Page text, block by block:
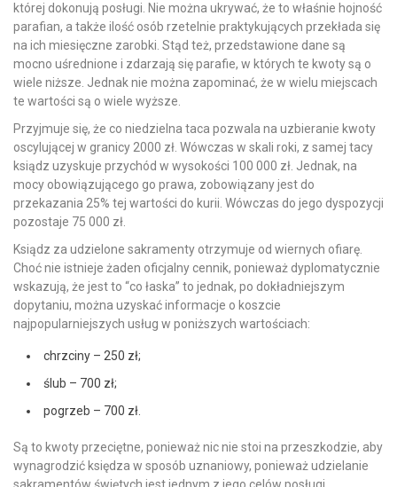
której dokonują posługi. Nie można ukrywać, że to właśnie hojność
parafian, a także ilość osób rzetelnie praktykujących przekłada się
na ich miesięczne zarobki. Stąd też, przedstawione dane są
mocno uśrednione i zdarzają się parafie, w których te kwoty są o
wiele niższe. Jednak nie można zapominać, że w wielu miejscach
te wartości są o wiele wyższe.
Przyjmuje się, że co niedzielna taca pozwala na uzbieranie kwoty
oscylującej w granicy 2000 zł. Wówczas w skali roki, z samej tacy
ksiądz uzyskuje przychód w wysokości 100 000 zł. Jednak, na
mocy obowiązującego go prawa, zobowiązany jest do
przekazania 25% tej wartości do kurii. Wówczas do jego dyspozycji
pozostaje 75 000 zł.
Ksiądz za udzielone sakramenty otrzymuje od wiernych ofiarę.
Choć nie istnieje żaden oficjalny cennik, ponieważ dyplomatycznie
wskazują, że jest to “co łaska” to jednak, po dokładniejszym
dopytaniu, można uzyskać informacje o koszcie
najpopularniejszych usług w poniższych wartościach:
chrzciny – 250 zł;
ślub – 700 zł;
pogrzeb – 700 zł.
Są to kwoty przeciętne, ponieważ nic nie stoi na przeszkodzie, aby
wynagrodzić księdza w sposób uznaniowy, ponieważ udzielanie